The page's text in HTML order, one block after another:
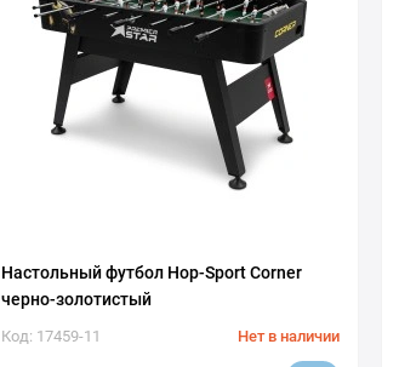
Настольный футбол Hop-Sport Corner
черно-золотистый
Код: 17459-11 Нет в наличии